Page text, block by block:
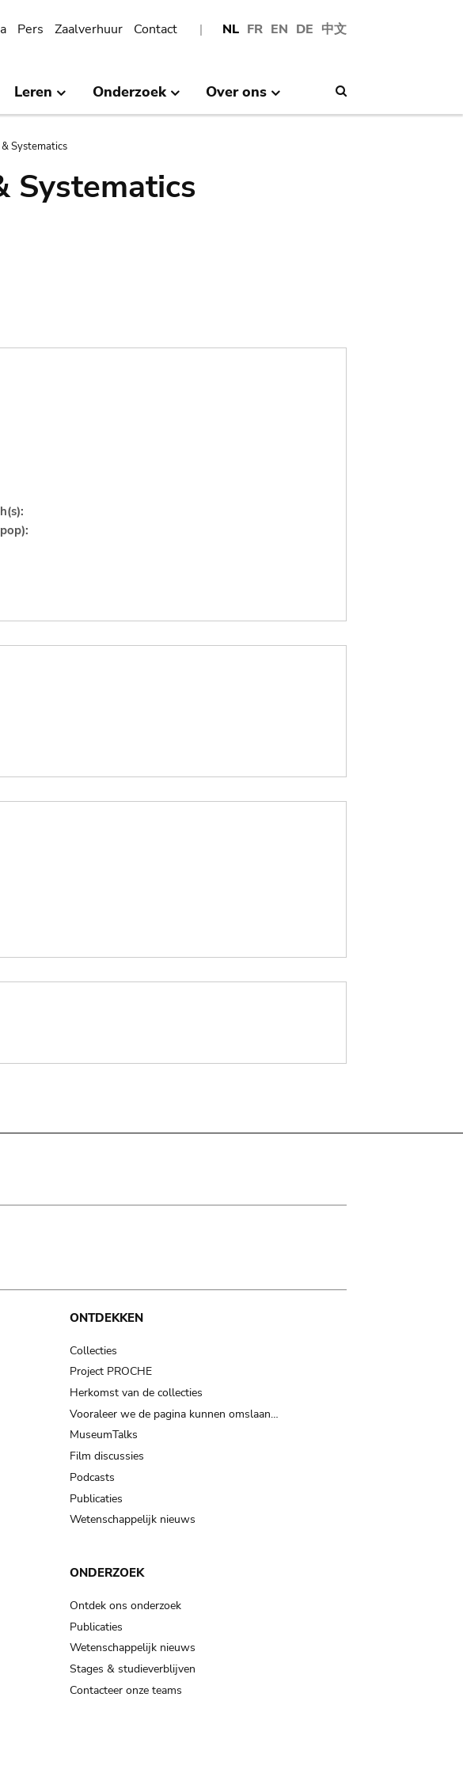
NL FR EN DE 中文
Pers Zaalverhuur Contact
Leren Onderzoek Over ons
Systematics
Systematics
ONTDEKKEN
Collecties
Project PROCHE
Herkomst van de collecties
Vooraleer we de pagina kunnen omslaan…
MuseumTalks
Film discussies
Podcasts
Publicaties
Wetenschappelijk nieuws
ONDERZOEK
Ontdek ons onderzoek
Publicaties
Wetenschappelijk nieuws
Stages & studieverblijven
Contacteer onze teams